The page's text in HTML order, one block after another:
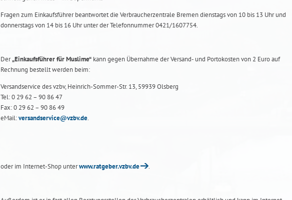
Fragen zum Einkaufsführer beantwortet die Verbraucherzentrale Bremen dienstags von 10 bis 13 Uhr und
donnerstags von 14 bis 16 Uhr unter der Telefonnummer 0421/1607754.
Der„Einkaufsführer für Muslime“ kann gegen Übernahme der Versand- und Portokosten von 2 Euro auf
Rechnung bestellt werden beim:
Versandservice des vzbv, Heinrich-Sommer-Str. 13, 59939 Olsberg
Tel: 0 29 62 – 90 86 47
Fax: 0 29 62 – 90 86 49
eMail:versandservice@vzbv.de.
oder im Internet-Shop unterwww.ratgeber.vzbv.de .